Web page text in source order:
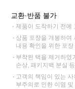
교환·반품 불가
제품이 도착하기 전에
상품 포장을 개봉하여
내용 확인을 위한 포
부착된 택을 제거하였
손상, 패키지백 분실
고객의 책임이 있는
부주의로 인한 이염